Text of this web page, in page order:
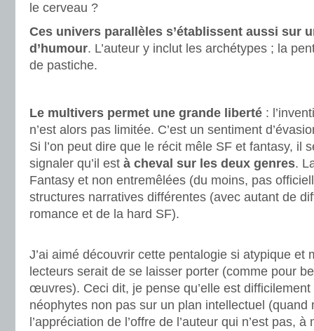
le cerveau ?
Ces univers parallèles s’établissent aussi sur
d’humour. L’auteur y inclut les archétypes ; la
de pastiche.
Le multivers permet une grande liberté :
n’est alors pas limitée. C’est un sentiment
Si l’on peut dire que le récit mêle SF et fantasy, il
signaler qu’il est à cheval sur les deux genres.
Fantasy et non entremêlées (du moins, pas
structures narratives différentes (avec autant de
romance et de la hard SF).
J’ai aimé découvrir cette pentalogie si atypique et
lecteurs serait de se laisser porter (comme pour
œuvres). Ceci dit, je pense qu’elle est
néophytes non pas sur un plan intellectuel (quand
l’appréciation de l’offre de l’auteur qui n’est pas, à